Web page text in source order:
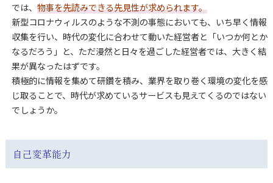
では、 物事を先読みできる先見性が求められます。
新型コロナウィルスのような不測の事態においても、いち早く情報
収集を行い、時代の変化に合わせて動いた経営者と「いつか何とか
なるだろう」と、ただ漫然と日々を過ごした経営者では、大きく結
果が異なったはずです。
積極的に情報を集めて研鑽を積み、業界を取り巻く環境の変化を感
じ取ることで、時代が求めているサービスも見えてくるのではない
でしょうか。
自己変革能力